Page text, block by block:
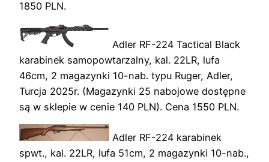
1850 PLN.
Adler RF-224 Tactical Black
karabinek samopowtarzalny, kal. 22LR, lufa
46cm, 2 magazynki 10-nab. typu Ruger, Adler,
Turcja 2025r. (Magazynki 25 nabojowe dostępne
są w sklepie w cenie 140 PLN). Cena 1550 PLN.
Adler RF-224 karabinek
spwt., kal. 22LR, lufa 51cm, 2 magazynki 10-nab.,